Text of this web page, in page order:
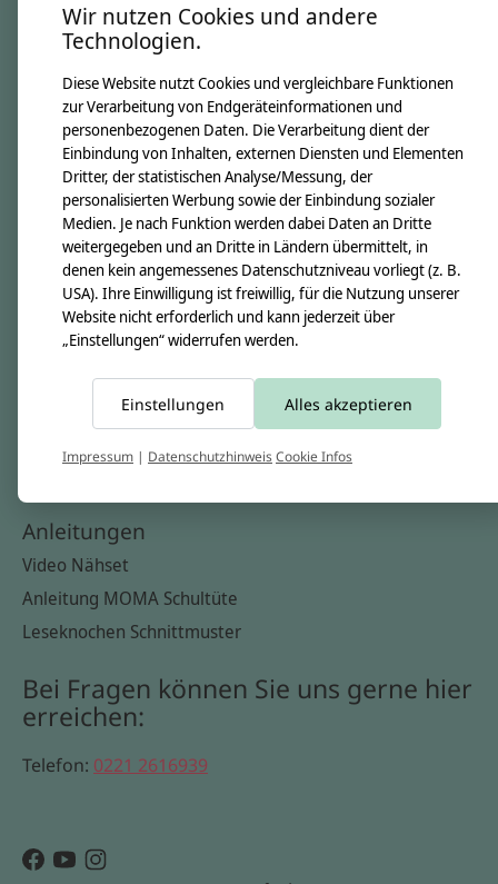
Über uns
Unsere Creppies
Nähkästchen
Unsere Stoffe
Impressum
Informationen
Kontakt
Versandkosten & Rücksendungen
Zahlungsarten
Widerrufsbelehrung
Anleitungen
Video Nähset
Anleitung MOMA Schultüte
Leseknochen Schnittmuster
Bei Fragen können Sie uns gerne hier
erreichen:
Telefon: 0221 2616939
Wir nutzen Cookies und andere
Technologien.
Diese Website nutzt Cookies und vergleichbare Funktionen
zur Verarbeitung von Endgeräteinformationen und
personenbezogenen Daten. Die Verarbeitung dient der
Einbindung von Inhalten, externen Diensten und Elementen
Dritter, der statistischen Analyse/Messung, der
personalisierten Werbung sowie der Einbindung sozialer
Medien. Je nach Funktion werden dabei Daten an Dritte
weitergegeben und an Dritte in Ländern übermittelt, in
denen kein angemessenes Datenschutzniveau vorliegt (z. B.
USA). Ihre Einwilligung ist freiwillig, für die Nutzung unserer
Website nicht erforderlich und kann jederzeit über
„Einstellungen“ widerrufen werden.
Einstellungen Alles akzeptieren
Impressum | DatenschutzhinweisCookie Infos